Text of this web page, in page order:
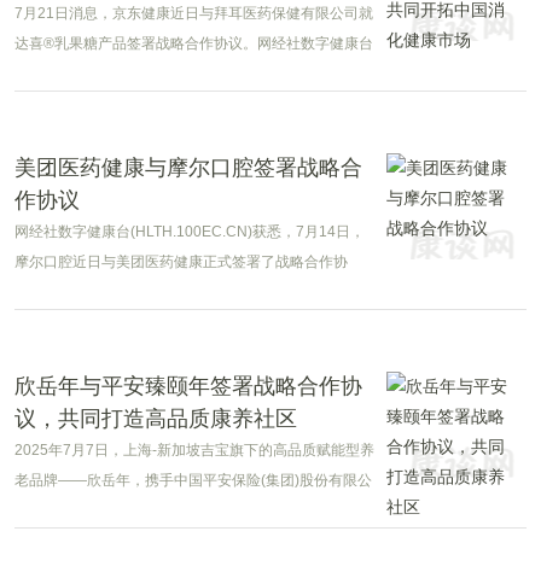
7月21日消息，京东健康近日与拜耳医药保健有限公司就
达喜®乳果糖产品签署战略合作协议。网经社数字健康台
质、便捷的健康解决方案。
美团医药健康与摩尔口腔签署战略合
作协议
网经社数字健康台(HLTH.100EC.CN)获悉，7月14日，
摩尔口腔近日与美团医药健康正式签署了战略合作协
欣岳年与平安臻颐年签署战略合作协
议，共同打造高品质康养社区
2025年7月7日，上海-新加坡吉宝旗下的高品质赋能型养
老品牌——欣岳年，携手中国平安保险(集团)股份有限公